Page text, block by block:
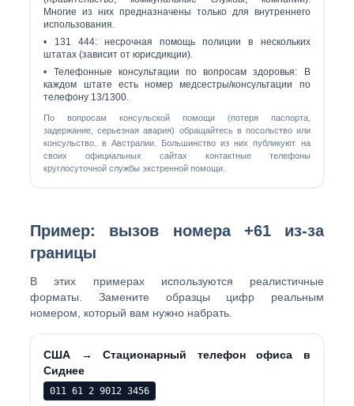
Многие из них предназначены только для внутреннего
использования.
•
131 444:несрочная помощь полиции в нескольких
штатах (зависит от юрисдикции).
• Телефонные консультации по вопросам здоровья: В
каждом штате есть номер медсестры/консультации по
телефону 13/1300.
По вопросам консульской помощи (потеря паспорта,
задержание, серьезная авария) обращайтесь в посольство или
консульство. в Австралии. Большинство из них публикуют на
своих официальных сайтах контактные телефоны
круглосуточной службы экстренной помощи.
Пример: вызов номера +61 из-за
границы
В этих примерах используются реалистичные
форматы. Замените образцы цифр реальным
номером, который вам нужно набрать.
США → Стационарный телефон офиса в
Сиднее
011 61 2 9012 3456